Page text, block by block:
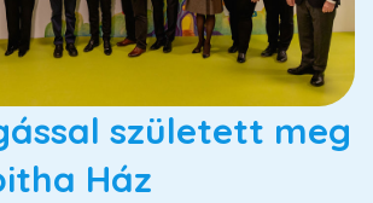
született meg
Ház